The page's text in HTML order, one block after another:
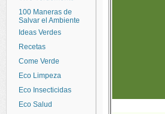
100 Maneras de
Salvar el Ambiente
Ideas Verdes
Recetas
Come Verde
Eco Limpeza
Eco Insecticidas
Eco Salud